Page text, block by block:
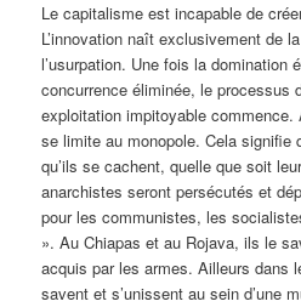
Le capitalisme est incapable de
L’innovation naît exclusivement de
l’usurpation. Une fois la domination
concurrence éliminée, le processus
exploitation impitoyable
se limite au monopole. Cela signifie
qu’ils se cachent, quelle que soit
anarchistes seront persécutés et
pour les communistes, les
». Au Chiapas et au Rojava, ils le
acquis par les armes. Ailleurs dans
savent et s’unissent au sein d’une